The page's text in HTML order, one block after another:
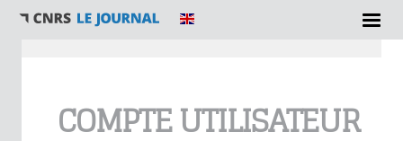
COMPTE UTILISATEUR